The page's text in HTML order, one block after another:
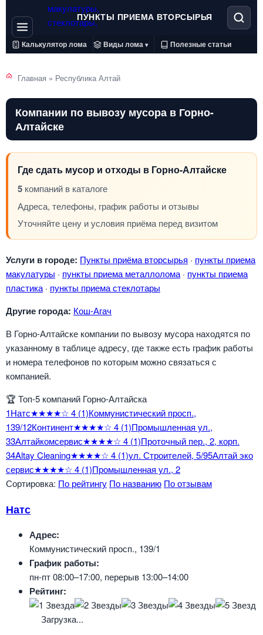
ПУНКТЫ ПРИЕМА ВТОРСЫРЬЯ
Калькулятор лома Виды лома ▾ Полезные статьи
Главная » Республика Алтай
Компании по вывозу мусора в Горно-
Алтайске
Где сдать мусор и отходы в Горно-Алтайске
5 компаний в каталоге
Адреса, телефоны, график работы и отзывы
Уточняйте цену и условия приёма перед визитом
Услуги в городе: Пункты приёма вторсырья · пункты приема
макулатуры · пункты приема металлолома · пункты приема
пластика · пункты приема стеклотары
Другие города: Кош-Агач
В Горно-Алтайске компании по вывозу мусора находятся по
указанному в таблице адресу, где также есть график работы
и номера телефонов по которым можно связаться с
компанией.
🏆 Топ-5 компаний Горно-Алтайска
1Натс★★★★☆ 4 (1)Коммунистический просп.,
139/12Континент★★★★☆ 4 (1)Промышленная ул.,
33Алтайкомсервис★★★★☆ 4 (1)Проточный пер., 2, корп.
34Altay Cleaning★★★★☆ 4 (1)ул. Строителей, 5/95Алтай эко
сервис★★★★☆ 4 (1)Промышленная ул., 2
Сортировка: По рейтингу По названию По отзывам
Натс
Адрес:
Коммунистический просп., 139/1
График работы:
пн-пт 08:00–17:00, перерыв 13:00–14:00
Рейтинг:
Загрузка...